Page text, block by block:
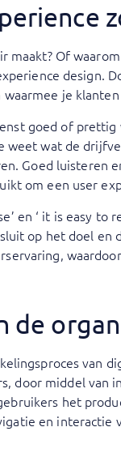
Of
design.
je
goed of
weet wat de
Goed luisteren
om een user
en ‘ it is easy
op het doel
de
van
door middel van
het
en